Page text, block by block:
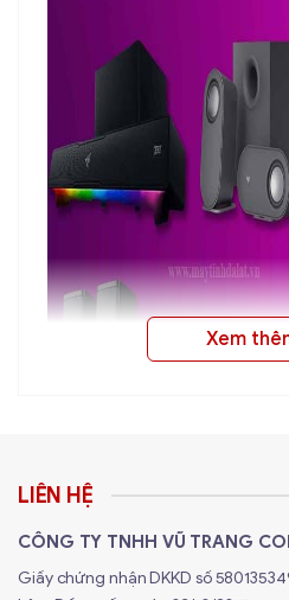
LIÊN HỆ
CÔNG TY TNHH VŨ TRANG
Giấy chứng nhận DKKD số